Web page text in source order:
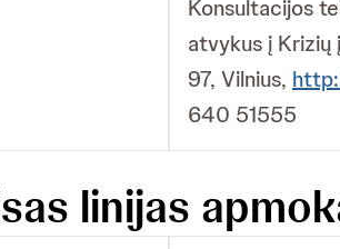
Konsultacijos
atvykus į Krizių
97, Vilnius,
640 51555
linijas